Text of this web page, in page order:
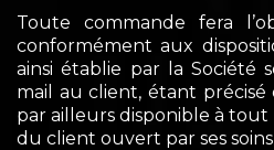
Toute commande fera
conformément aux
ainsi établie par la Société
mail au client, étant
par ailleurs disponible à
du client ouvert par ses